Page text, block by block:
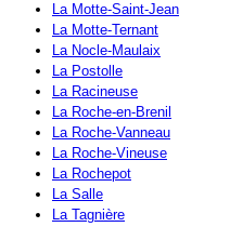
La Motte-Saint-Jean
La Motte-Ternant
La Nocle-Maulaix
La Postolle
La Racineuse
La Roche-en-Brenil
La Roche-Vanneau
La Roche-Vineuse
La Rochepot
La Salle
La Tagnière